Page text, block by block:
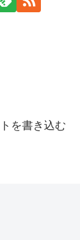
を書き込む